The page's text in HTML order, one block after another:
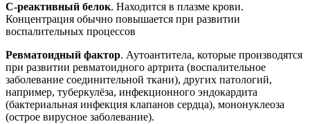
С-реактивный белок. Находится в плазме крови.
Концентрация обычно повышается при развитии
воспалительных процессов
Ревматоидный фактор. Аутоантитела, которые производятся
при развитии ревматоидного артрита (воспалительное
заболевание соединительной ткани), других патологий,
например, туберкулёза, инфекционного эндокардита
(бактериальная инфекция клапанов сердца), мононуклеоза
(острое вирусное заболевание).